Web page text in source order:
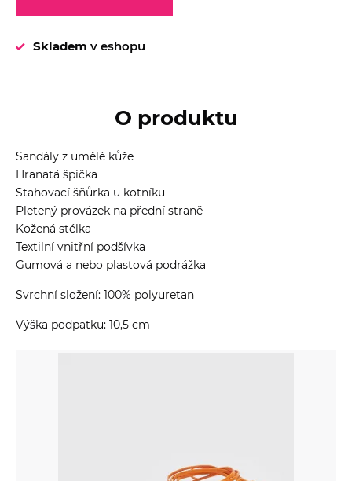
Skladem v eshopu
O produktu
Sandály z umělé kůže
Hranatá špička
Stahovací šňůrka u kotníku
Pletený provázek na přední straně
Kožená stélka
Textilní vnitřní podšívka
Gumová a nebo plastová podrážka
Svrchní složení: 100% polyuretan
Výška podpatku: 10,5 cm